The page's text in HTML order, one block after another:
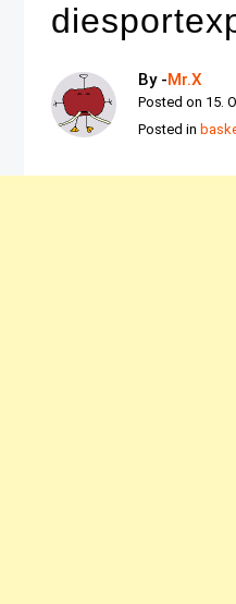
By -Mr.X
Posted on 15.
Posted in